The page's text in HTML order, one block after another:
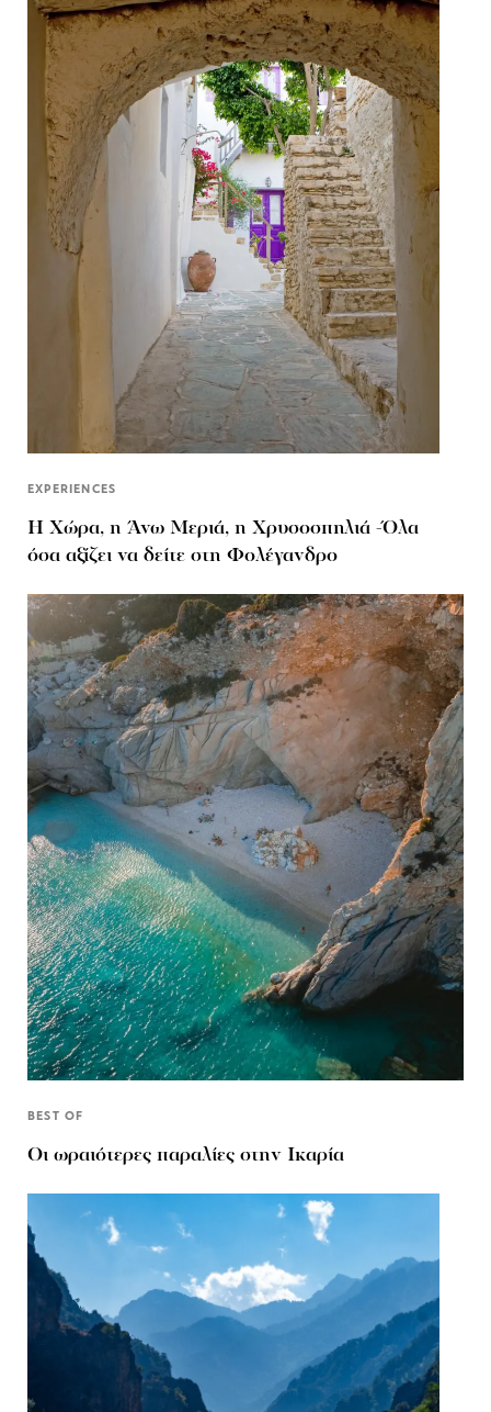
EXPERIENCES
Η Χώρα, η Άνω Μεριά, η Χρυσοσπηλιά -Όλα
όσα αξίζει να δείτε στη Φολέγανδρο
BEST OF
Οι ωραιότερες παραλίες στην Ικαρία